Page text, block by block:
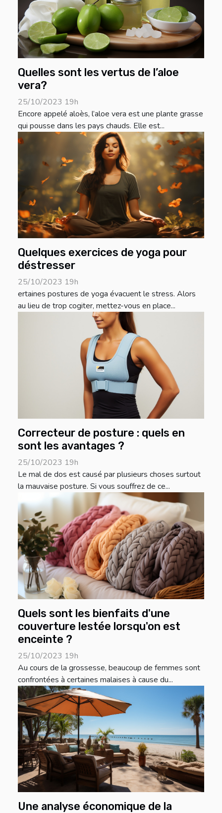
Quelles sont les vertus de l’aloe
vera?
25/10/2023 19h
Encore appelé aloès, l’aloe vera est une plante grasse
qui pousse dans les pays chauds. Elle est...
Quelques exercices de yoga pour
déstresser
25/10/2023 19h
ertaines postures de yoga évacuent le stress. Alors
au lieu de trop cogiter, mettez-vous en place...
Correcteur de posture : quels en
sont les avantages ?
25/10/2023 19h
Le mal de dos est causé par plusieurs choses surtout
la mauvaise posture. Si vous souffrez de ce...
Quels sont les bienfaits d'une
couverture lestée lorsqu'on est
enceinte ?
25/10/2023 19h
Au cours de la grossesse, beaucoup de femmes sont
confrontées à certaines malaises à cause du...
Une analyse économique de la